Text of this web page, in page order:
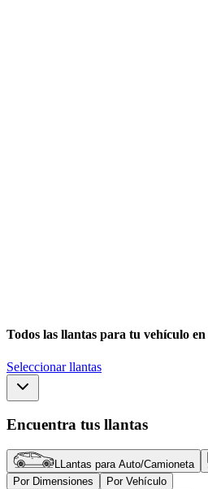
Todos las llantas para tu vehículo en
Seleccionar llantas
Encuentra tus llantas
LLantas para Auto/Camioneta
Por Dimensiones
Por Vehículo